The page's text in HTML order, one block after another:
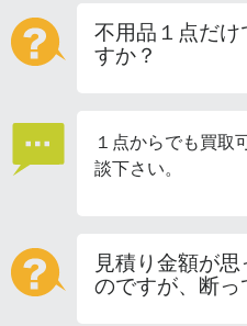
不用品１点だけ
すか？
１点からでも買取
談下さい。
見積り金額が
のですが、断っ